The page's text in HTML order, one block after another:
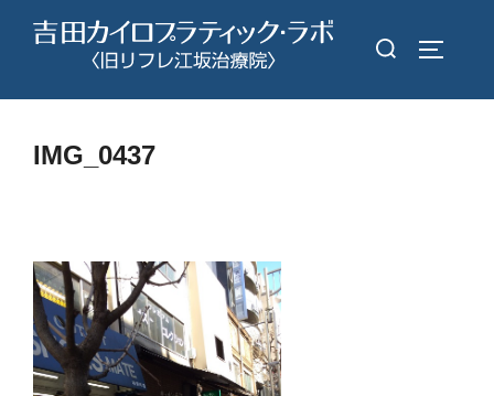
検
対
IMG_0437